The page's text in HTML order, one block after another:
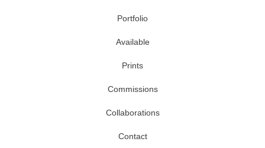
Portfolio
Available
Prints
Commissions
Collaborations
Contact